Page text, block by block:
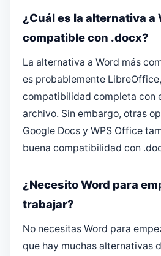
¿Cuál es la alternativa a
compatible con .docx?
La alternativa a Word más
es probablemente
compatibilidad completa con
archivo. Sin embargo, otras
Google Docs y WPS Office
buena compatibilidad con
¿Necesito Word para
trabajar?
No necesitas Word para
que hay muchas alternativas